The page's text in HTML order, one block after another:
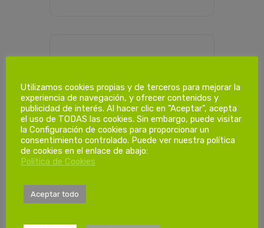
Dias de
formación.
Utilizamos cookies propias y de terceros para mejorar la
experiencia de navegación, y ofrecer contenidos y
publicidad de interés. Al hacer clic en "Aceptar", acepta
el uso de TODAS las cookies. Sin embargo, puede visitar
la Configuración de cookies para proporcionar un
consentimiento controlado. Puede ver nuestra política
de cookies en el enlace de abajo:
Política de Cookies
Aceptar todo